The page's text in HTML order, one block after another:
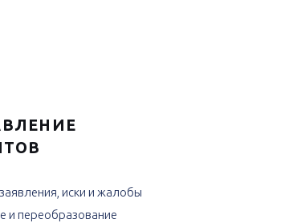
иски и жалобы
и переобразование